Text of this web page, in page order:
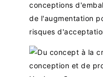
conceptions
de l'augmentation
risques